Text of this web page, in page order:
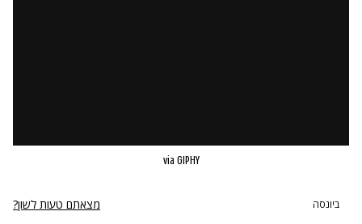
via GIPHY
ביונסה מצאתם טעות לשון?